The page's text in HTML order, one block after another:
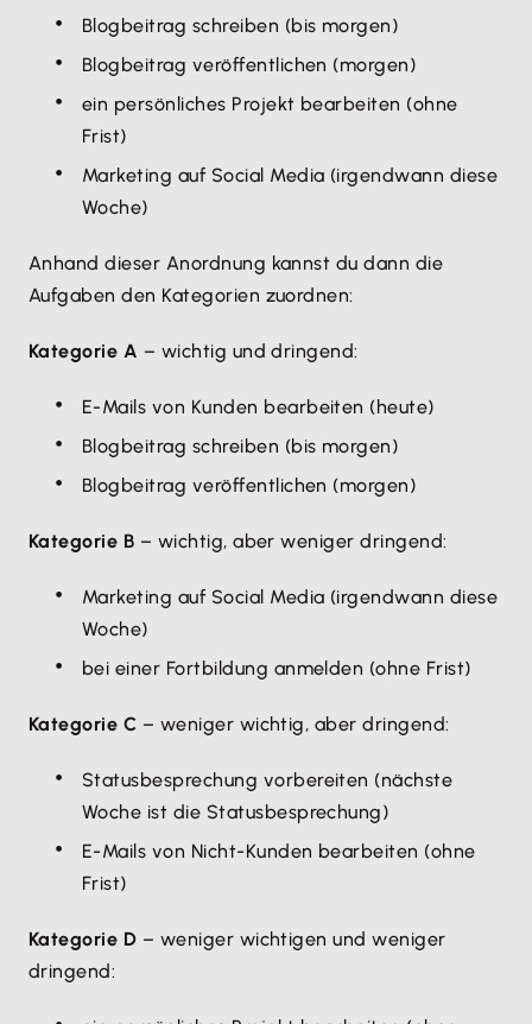
Blogbeitrag schreiben (bis morgen)
Blogbeitrag veröffentlichen (morgen)
ein persönliches Projekt bearbeiten (ohne
Frist)
Marketing auf Social Media (irgendwann diese
Woche)
Anhand dieser Anordnung kannst du dann die
Aufgaben den Kategorien zuordnen:
Kategorie A – wichtig und dringend:
E-Mails von Kunden bearbeiten (heute)
Blogbeitrag schreiben (bis morgen)
Blogbeitrag veröffentlichen (morgen)
Kategorie B – wichtig, aber weniger dringend:
Marketing auf Social Media (irgendwann diese
Woche)
bei einer Fortbildung anmelden (ohne Frist)
Kategorie C – weniger wichtig, aber dringend:
Statusbesprechung vorbereiten (nächste
Woche ist die Statusbesprechung)
E-Mails von Nicht-Kunden bearbeiten (ohne
Frist)
Kategorie D – weniger wichtigen und weniger
dringend: